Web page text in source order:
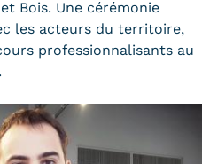
Bois. Une cérémonie
les acteurs du territoire,
professionnalisants au